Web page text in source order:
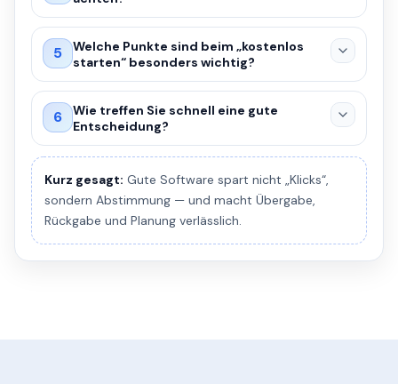
5
Welche Punkte sind beim „kostenlos
starten“ besonders wichtig?
6
Wie treffen Sie schnell eine gute
Entscheidung?
Kurz gesagt: Gute Software spart nicht „Klicks“,
sondern Abstimmung — und macht Übergabe,
Rückgabe und Planung verlässlich.